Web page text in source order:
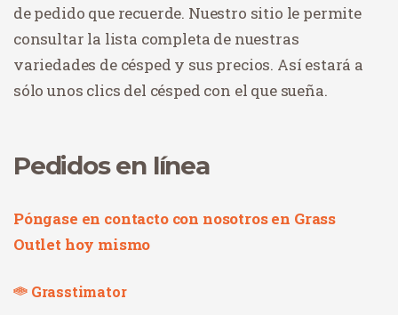
de pedido que recuerde. Nuestro sitio le permite
consultar la lista completa de nuestras
variedades de césped y sus precios. Así estará a
sólo unos clics del césped con el que sueña.
Pedidos en línea
Póngase en contacto con nosotros en Grass
Outlet hoy mismo
Grasstimator